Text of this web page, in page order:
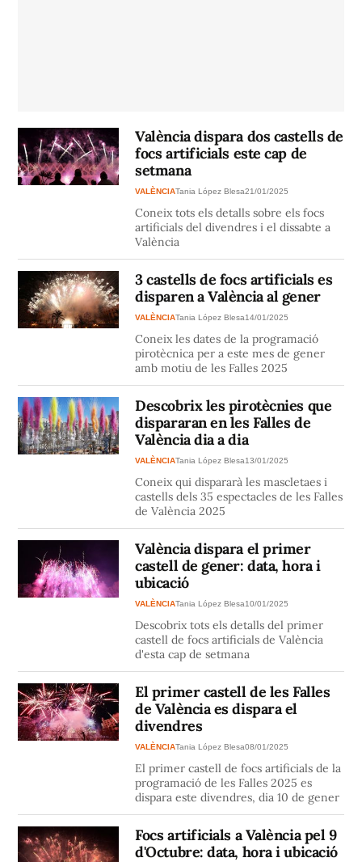
València dispara dos castells de
focs artificials este cap de
setmana
VALÈNCIATania López Blesa21/01/2025
Coneix tots els detalls sobre els focs
artificials del divendres i el dissabte a
València
3 castells de focs artificials es
disparen a València al gener
VALÈNCIATania López Blesa14/01/2025
Coneix les dates de la programació
pirotècnica per a este mes de gener
amb motiu de les Falles 2025
Descobrix les pirotècnies que
dispararan en les Falles de
València dia a dia
VALÈNCIATania López Blesa13/01/2025
Coneix qui dispararà les mascletaes i
castells dels 35 espectacles de les Falles
de València 2025
València dispara el primer
castell de gener: data, hora i
ubicació
VALÈNCIATania López Blesa10/01/2025
Descobrix tots els detalls del primer
castell de focs artificials de València
d'esta cap de setmana
El primer castell de les Falles
de València es dispara el
divendres
VALÈNCIATania López Blesa08/01/2025
El primer castell de focs artificials de la
programació de les Falles 2025 es
dispara este divendres, dia 10 de gener
Focs artificials a València pel 9
d'Octubre: data, hora i ubicació